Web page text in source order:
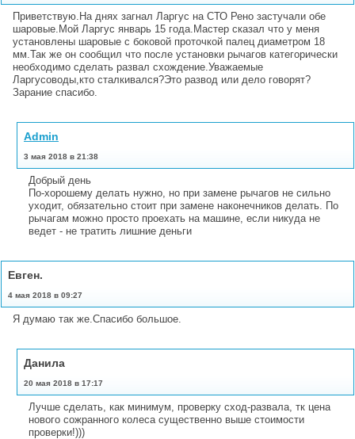
Приветствую.На днях загнал Ларгус на СТО Рено застучали обе
шаровые.Мой Ларгус январь 15 года.Мастер сказал что у меня
установлены шаровые с боковой проточкой палец диаметром 18
мм.Так же он сообщил что после установки рычагов категорически
необходимо сделать развал схождение.Уважаемые
Ларгусоводы,кто сталкивался?Это развод или дело говорят?
Зарание спасибо.
Admin
3 мая 2018 в 21:38
Добрый день
По-хорошему делать нужно, но при замене рычагов не сильно
уходит, обязательно стоит при замене наконечников делать. По
рычагам можно просто проехать на машине, если никуда не
ведет - не тратить лишние деньги
Евген.
4 мая 2018 в 09:27
Я думаю так же.Спасибо большое.
Данила
20 мая 2018 в 17:17
Лучше сделать, как минимум, проверку сход-развала, тк цена
нового сожранного колеса существенно выше стоимости
проверки!)))